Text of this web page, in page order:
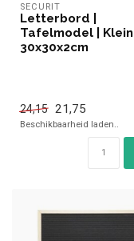
SECURIT
Letterbord |
Tafelmodel | Klein |
30x30x2cm
24,15 21,75
Beschikbaarheid laden..